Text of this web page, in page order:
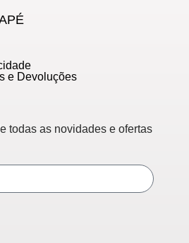
e Devoluções
todas as novidades e ofertas